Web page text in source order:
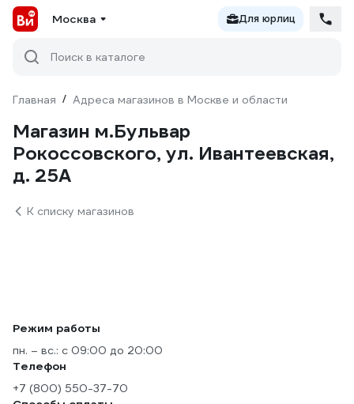
Москва Для юрлиц
Поиск в каталоге
Главная / Адреса магазинов в Москве и области
Магазин м.Бульвар
Рокоссовского, ул. Ивантеевская,
д. 25А
К списку магазинов
Режим работы
пн. – вс.: с 09:00 до 20:00
Телефон
+7 (800) 550-37-70